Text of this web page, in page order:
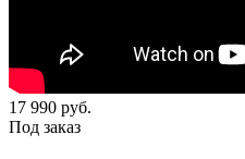
17 990 руб.
Под заказ